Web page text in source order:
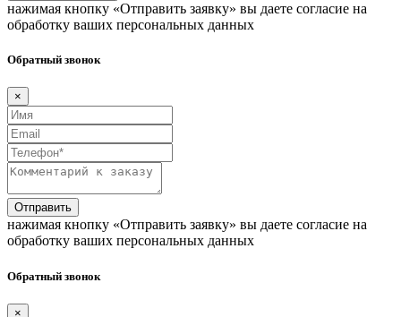
нажимая кнопку «Отправить заявку» вы даете согласие на
обработку ваших персональных данных
Обратный звонок
×
Отправить
нажимая кнопку «Отправить заявку» вы даете согласие на
обработку ваших персональных данных
Обратный звонок
×